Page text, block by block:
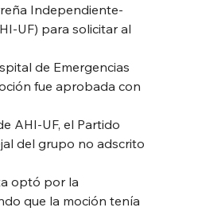
Independiente-
UF) para solicitar al
de Emergencias
fue aprobada con
AHI-UF, el Partido
del grupo no adscrito
optó por la
que la moción tenía